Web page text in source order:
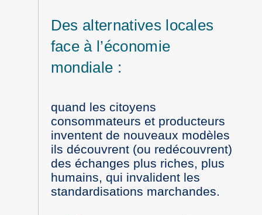
Des alternatives locales
face à l’économie
mondiale :
quand les citoyens
consommateurs et producteurs
inventent de nouveaux modèles
ils découvrent (ou redécouvrent)
des échanges plus riches, plus
humains, qui invalident les
standardisations marchandes.